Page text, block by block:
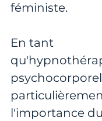
féministe.
En tant
l'importance